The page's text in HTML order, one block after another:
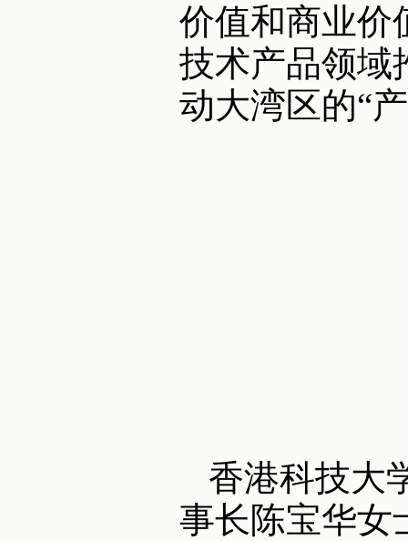
价值和商业价
技术产品领域
动大湾区的“
香港科技大
事长陈宝华女